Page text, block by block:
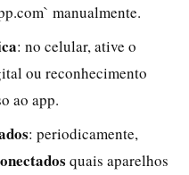
manualmente.
: no celular, ative o
ou reconhecimento
ao app.
: periodicamente,
quais aparelhos